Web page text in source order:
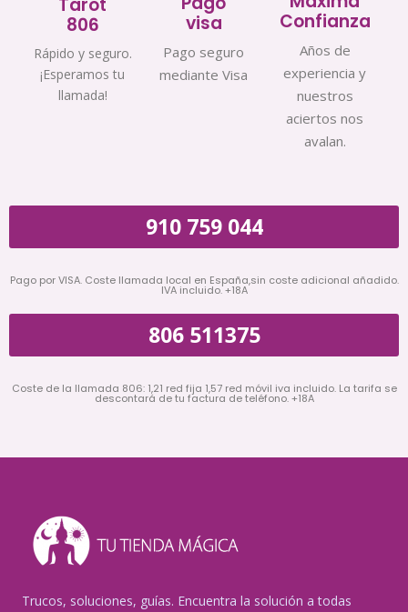
Tarot
806
Rápido y seguro.
¡Esperamos tu
llamada!
visa
Pago seguro
mediante Visa
Confianza
Años de
experiencia y
nuestros
aciertos nos
avalan.
910 759 044
Pago por VISA. Coste llamada local en España,sin coste adicional añadido.
IVA incluido. +18A
806 511375
Coste de la llamada 806: 1,21 red fija 1,57 red móvil iva incluido. La tarifa se
descontará de tu factura de teléfono. +18A
Trucos, soluciones, guías. Encuentra la solución a todas